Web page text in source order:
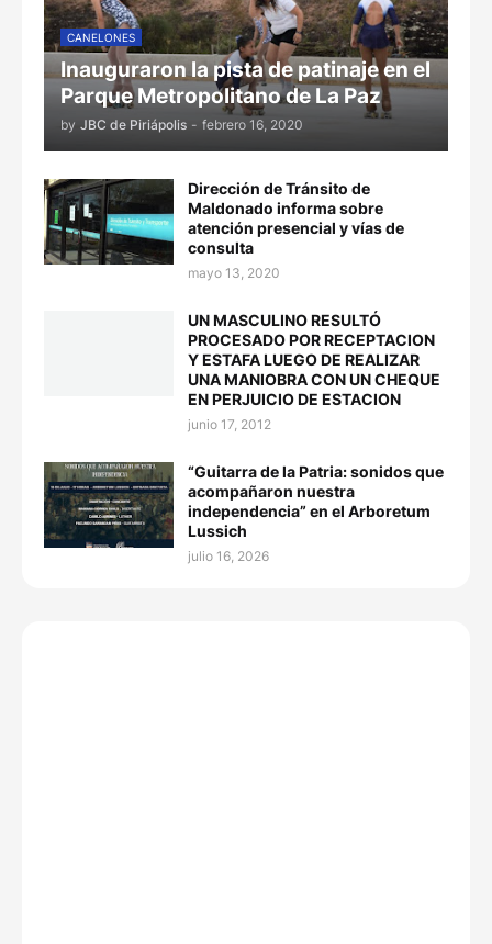
CANELONES
Inauguraron la pista de patinaje en el
Parque Metropolitano de La Paz
by JBC de Piriápolis - febrero 16, 2020
Dirección de Tránsito de
Maldonado informa sobre
atención presencial y vías de
consulta
mayo 13, 2020
UN MASCULINO RESULTÓ
PROCESADO POR RECEPTACION
Y ESTAFA LUEGO DE REALIZAR
UNA MANIOBRA CON UN CHEQUE
EN PERJUICIO DE ESTACION
junio 17, 2012
“Guitarra de la Patria: sonidos que
acompañaron nuestra
independencia” en el Arboretum
Lussich
julio 16, 2026